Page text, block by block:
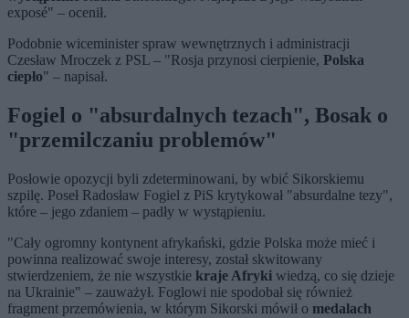
exposé" – ocenił.
Podobnie wiceminister spraw wewnętrznych i administracji
Czesław Mroczek z PSL – "Rosja przynosi cierpienie, Polska
ciepło" – napisał.
Fogiel o "absurdalnych tezach", Bosak o
"przemilczaniu problemów"
Posłowie opozycji byli zdeterminowani, by wbić Sikorskiemu
szpilę. Poseł Radosław Fogiel z PiS krytykował "absurdalne tezy",
które – jego zdaniem – padły w wystąpieniu.
"Cały ogromny kontynent afrykański, gdzie Polska może mieć i
powinna realizować swoje interesy, został skwitowany
stwierdzeniem, że nie wszystkie kraje Afryki wiedzą, co się dzieje
na Ukrainie" – zauważył. Foglowi nie spodobał się również
fragment przemówienia, w którym Sikorski mówił o medalach